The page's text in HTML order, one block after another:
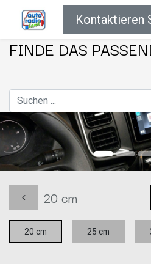
Kontaktieren
FINDE DAS
20 cm
20 cm 25 cm